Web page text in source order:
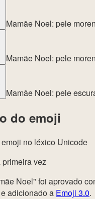
Mamãe Noel: pele
Mamãe Noel: pele
Mamãe Noel: pele
do emoji
no léxico Unicode
vez
Noel" foi aprovado
adicionado a Emoji 3.0.